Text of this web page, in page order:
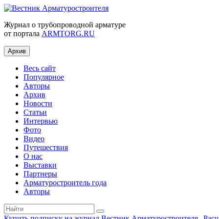
Журнал о трубопроводной арматуре
от портала ARMTORG.RU
Архив
Весь сайт
Популярное
Авторы
Архив
Новости
Статьи
Интервью
Фото
Видео
Путешествия
О нас
Выставки
Партнеры
Арматуростроитель года
Авторы